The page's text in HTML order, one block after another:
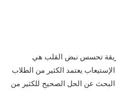
تحسس نبض القلب هي
يعتمد الكثير من الطلاب
عن الحل الصحيح للكثير من